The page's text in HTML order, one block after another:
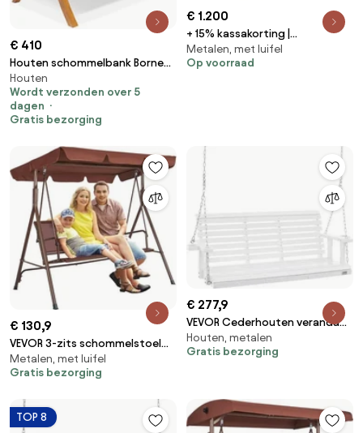
€ 410
Houten schommelbank Borneo
Garden Point
Houten
Wordt verzonden over 5
dagen
Gratis bezorging
€ 1.200
+ 15% kassakorting |
Schommelbank Manifesto |
Aluminium | 3 personen |
Metalen, met luifel
Op voorraad
€ 130,9
VEVOR 3-zits schommelstoel
met verstelbare luifel, veranda
schommelstoel met
gelegeerd stalen frame voor
balkon, achtertuin, terras, tuin,
Metalen, met luifel
Gratis bezorging
€ 277,9
VEVOR Cederhouten veranda
schommel, 1702x710x600mm,
patio schommel voor tuin en
schommelstoelbank met
ophangkettingen voor
Houten, metalen
Gratis bezorging
TOP 8